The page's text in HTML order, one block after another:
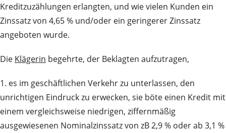
Kreditzuzählungen erlangten, und wie vielen Kunden ein
Zinssatz von 4,65 % und/oder ein geringerer Zinssatz
angeboten wurde.
Die Klägerin begehrte, der Beklagten aufzutragen,
1. es im geschäftlichen Verkehr zu unterlassen, den
unrichtigen Eindruck zu erwecken, sie böte einen Kredit mit
einem vergleichsweise niedrigen, ziffernmäßig
ausgewiesenen Nominalzinssatz von zB 2,9 % oder ab 3,1 %